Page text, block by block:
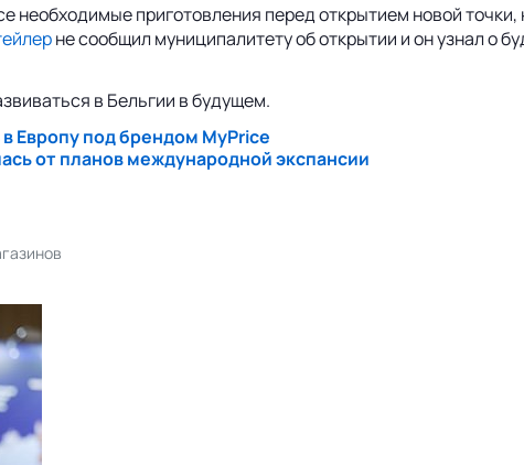
необходимые приготовления перед открытием новой
не сообщил муниципалитету об открытии и он узнал о
в Бельгии в будущем.
Европу под брендом MyPrice
от планов международной экспансии